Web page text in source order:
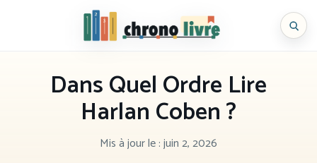
Chronolivre
Dans Quel Ordre Lire
Harlan Coben ?
Mis à jour le :juin 2, 2026